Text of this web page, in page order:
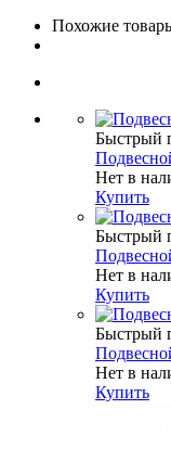
Похожие
Быстрый
Нет в
Купить
Быстрый
Нет в
Купить
Быстрый
Нет в
Купить